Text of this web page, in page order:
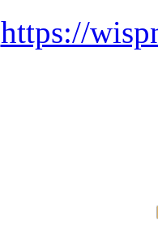
https://